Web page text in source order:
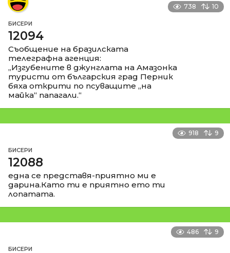
738 10
БИСЕРИ
12094
Съобщение на бразилската
телеграфна агенция:
„Изгубените в джунглата на Амазонка
туристи от българския град Перник
бяха открити по псуващите „на
майка“ папагали.“
918 9
БИСЕРИ
12088
една се представя-приятно ми е
дарина.Като ти е приятно ето ти
лопатата.
486 9
БИСЕРИ